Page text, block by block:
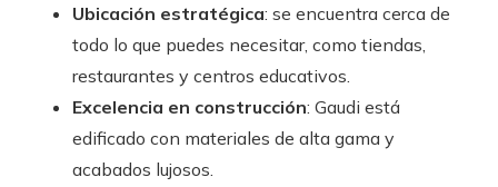
Ubicación estratégica: se encuentra cerca de
todo lo que puedes necesitar, como tiendas,
restaurantes y centros educativos.
Excelencia en construcción: Gaudi está
edificado con materiales de alta gama y
acabados lujosos.